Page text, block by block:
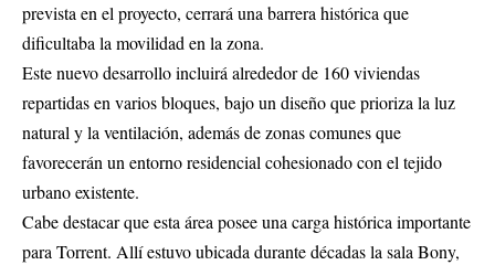
prevista en el proyecto, cerrará una barrera histórica que
dificultaba la movilidad en la zona.
Este nuevo desarrollo incluirá alrededor de 160 viviendas
repartidas en varios bloques, bajo un diseño que prioriza la luz
natural y la ventilación, además de zonas comunes que
favorecerán un entorno residencial cohesionado con el tejido
urbano existente.
Cabe destacar que esta área posee una carga histórica importante
para Torrent. Allí estuvo ubicada durante décadas la sala Bony,